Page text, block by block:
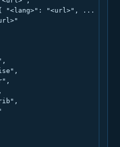
"<lang>": "<url>", ... },